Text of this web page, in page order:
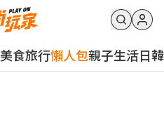
美食旅行懶人包親子生活日韓